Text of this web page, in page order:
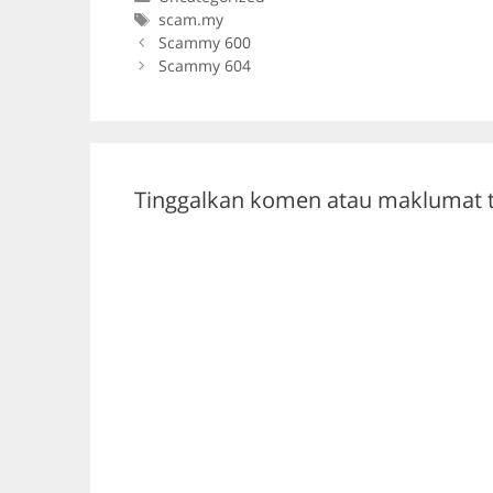
e
b
er gr
Tags
scam.my
Scammy 600
Scammy 604
Tinggalkan komen atau maklumat